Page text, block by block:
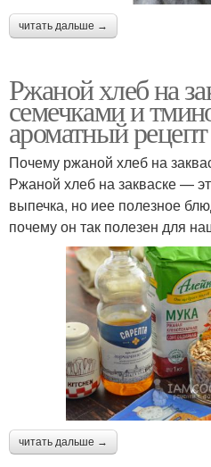
читать дальше →
Ржаной хлеб на
семечками и
ароматный рецепт
Почему ржаной хлеб на
Ржаной хлеб на закваске —
выпечка, но иее полезное
почему он так полезен для
читать дальше →